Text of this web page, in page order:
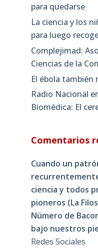
para quedarse
La ciencia y los
para luego
Complejimad:
Ciencias de la
El ébola también
Radio Nacional
Biomédica: El
Comentarios
Cuando un
ciencia y todos
pioneros (La
Número de
bajo nuestros
Redes Sociales